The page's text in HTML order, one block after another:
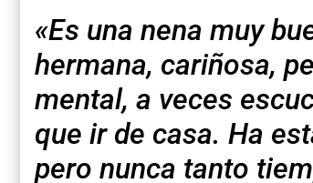
«Es una nena muy
hermana, cariñosa,
mental, a veces
que ir de casa. Ha
pero nunca tanto